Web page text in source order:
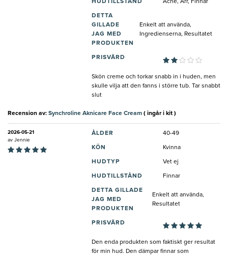
HUDTILLSTÅND Acne, Ärr, Finnar
DETTA
GILLADE
JAG MED
PRODUKTEN
Enkelt att använda,
Ingredienserna, Resultatet
PRISVÄRD
Skön creme och torkar snabb in i huden, men
skulle vilja att den fanns i större tub. Tar snabbt
slut
Recension av: Synchroline Aknicare Face Cream ( ingår i kit )
2026-05-21
av Jennie
ÅLDER 40-49
KÖN Kvinna
HUDTYP Vet ej
HUDTILLSTÅND Finnar
DETTA GILLADE
JAG MED
PRODUKTEN
Enkelt att använda,
Resultatet
PRISVÄRD
Den enda produkten som faktiskt ger resultat
för min hud. Den dämpar finnar som